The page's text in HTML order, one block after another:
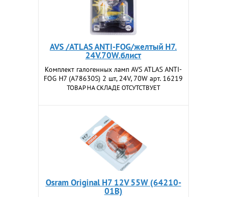
AVS /ATLAS ANTI-FOG/желтый H7.
24V.70W.блист
Комплект галогенных ламп AVS ATLAS ANTI-
FOG H7 (A78630S) 2 шт, 24V, 70W арт. 16219
ТОВАР НА СКЛАДЕ ОТСУТСТВУЕТ
Osram Original H7 12V 55W (64210-
01B)